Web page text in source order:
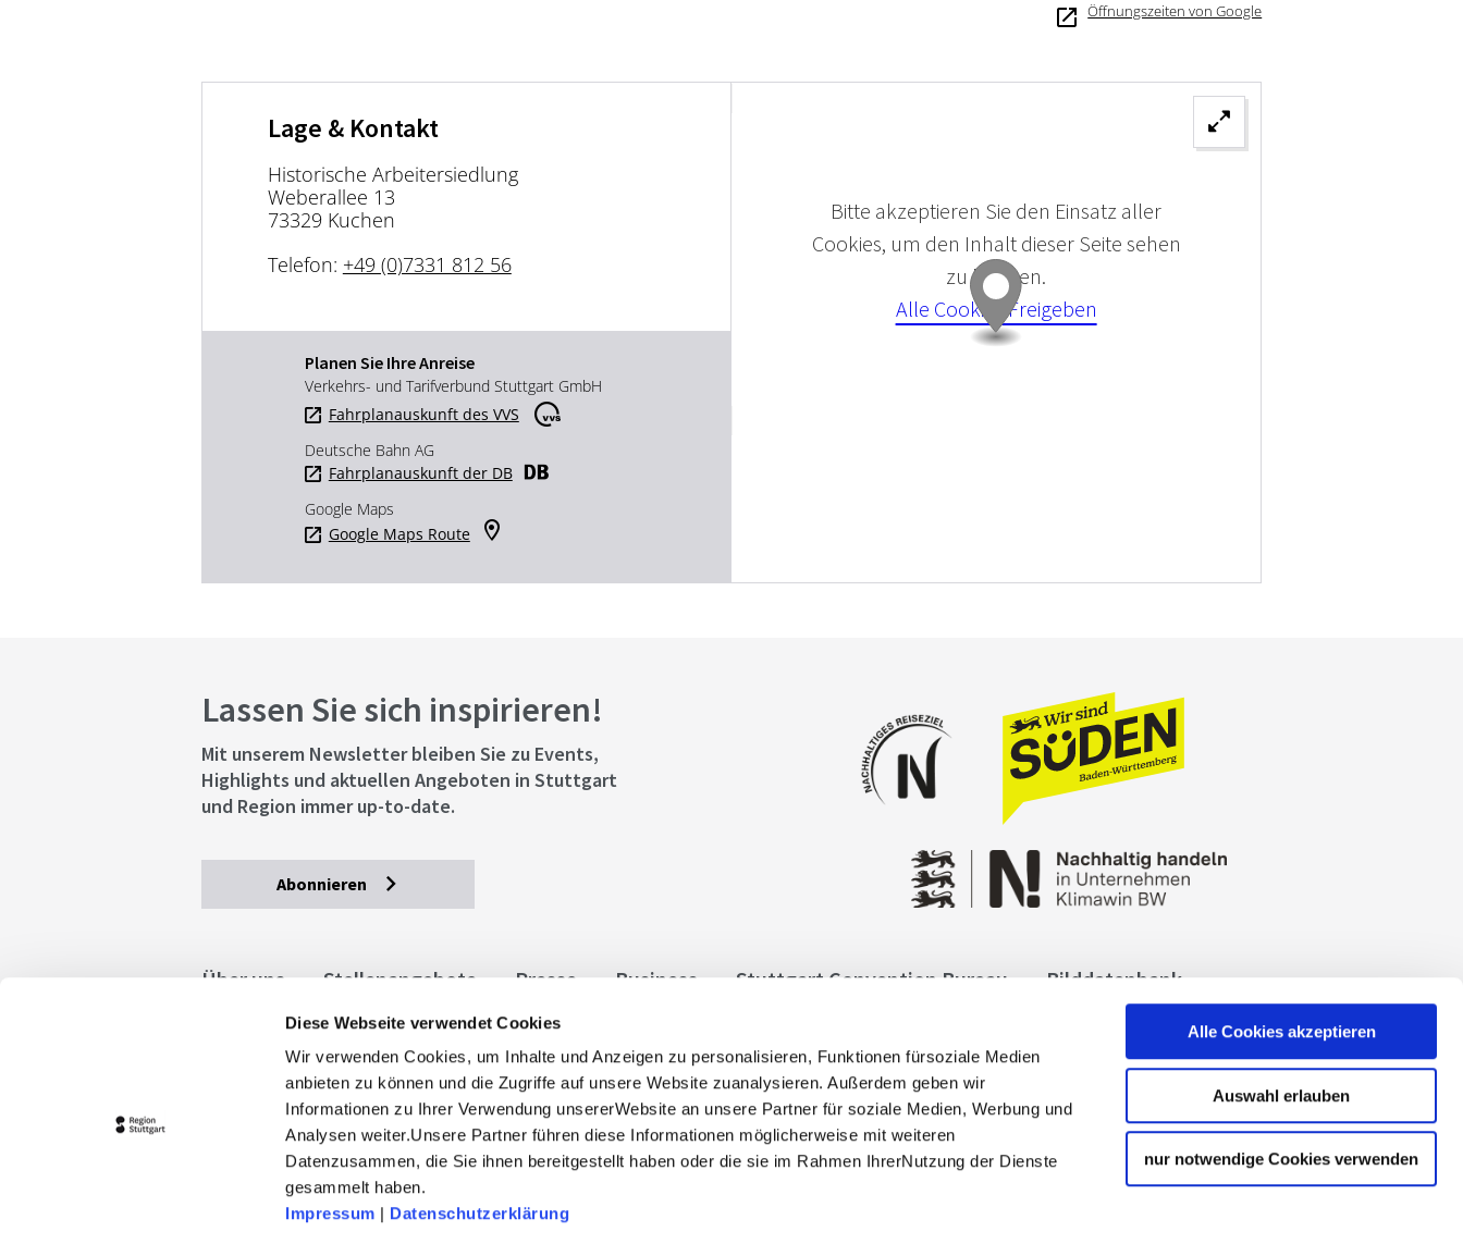
Diese Webseite verwendet Cookies
Wir verwenden Cookies, um Inhalte und Anzeigen zu personalisieren, Funktionen fürsoziale Medien
anbieten zu können und die Zugriffe auf unsere Website zuanalysieren. Außerdem geben wir
Informationen zu Ihrer Verwendung unsererWebsite an unsere Partner für soziale Medien, Werbung und
Analysen weiter.Unsere Partner führen diese Informationen möglicherweise mit weiteren
Datenzusammen, die Sie ihnen bereitgestellt haben oder die sie im Rahmen IhrerNutzung der Dienste
gesammelt haben.
Impressum | Datenschutzerklärung
Alle Cookies akzeptieren
Auswahl erlauben
nur notwendige Cookies verwenden
Öffnungszeiten von Google
Lage & Kontakt
Historische Arbeitersiedlung
Weberallee 13
73329 Kuchen
Telefon: +49 (0)7331 812 56
Planen Sie Ihre Anreise
Verkehrs- und Tarifverbund Stuttgart GmbH
Fahrplanauskunft des VVS
Deutsche Bahn AG
Fahrplanauskunft der DB
Google Maps
Google Maps Route
Bitte akzeptieren Sie den Einsatz aller
Cookies, um den Inhalt dieser Seite sehen
zu können.
Alle Cookies Freigeben
Lassen Sie sich inspirieren!
Mit unserem Newsletter bleiben Sie zu Events,
Highlights und aktuellen Angeboten in Stuttgart
und Region immer up-to-date.
Abonnieren
Über uns Stellenangebote Presse Business Stuttgart Convention Bureau
Bilddatenbank
Allgemeine Geschäftsbedingungen
stuttgart.de
Barrierefreiheit
© 2026 Stuttgart-Marketing GmbH, info@stuttgart-tourist.de